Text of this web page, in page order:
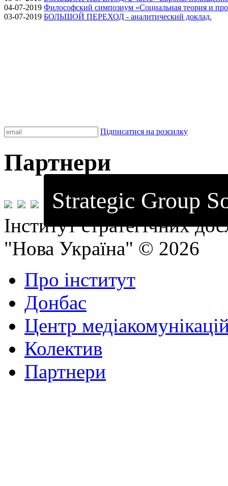
04-07-2019 Философский симпозиум «Социальная теория и
03-07-2019 БОЛЬШОЙ ПЕРЕХОД - аналитический доклад.
Підписатися на розсилку
Партнери
Strategic Group
Інститут стратегічних
"Нова Україна" © 2026
Про інститут
Донбас
Центр
Колектив
Партнери